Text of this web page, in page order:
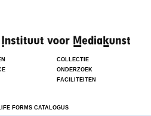
COLLECTIE
ONDERZOEK
FACILITEITEN
FORMS CATALOGUS